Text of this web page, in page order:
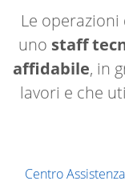
Le
uno staff
affidabile, in
lavori e che
Centro Assistenza